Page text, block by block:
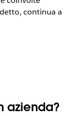
continua a
azienda?